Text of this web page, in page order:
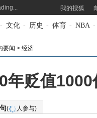
我的搜狐
- 文化 - 历史 - 体育 - NBA -
要闻 > 经济
年贬值
( 人参与)